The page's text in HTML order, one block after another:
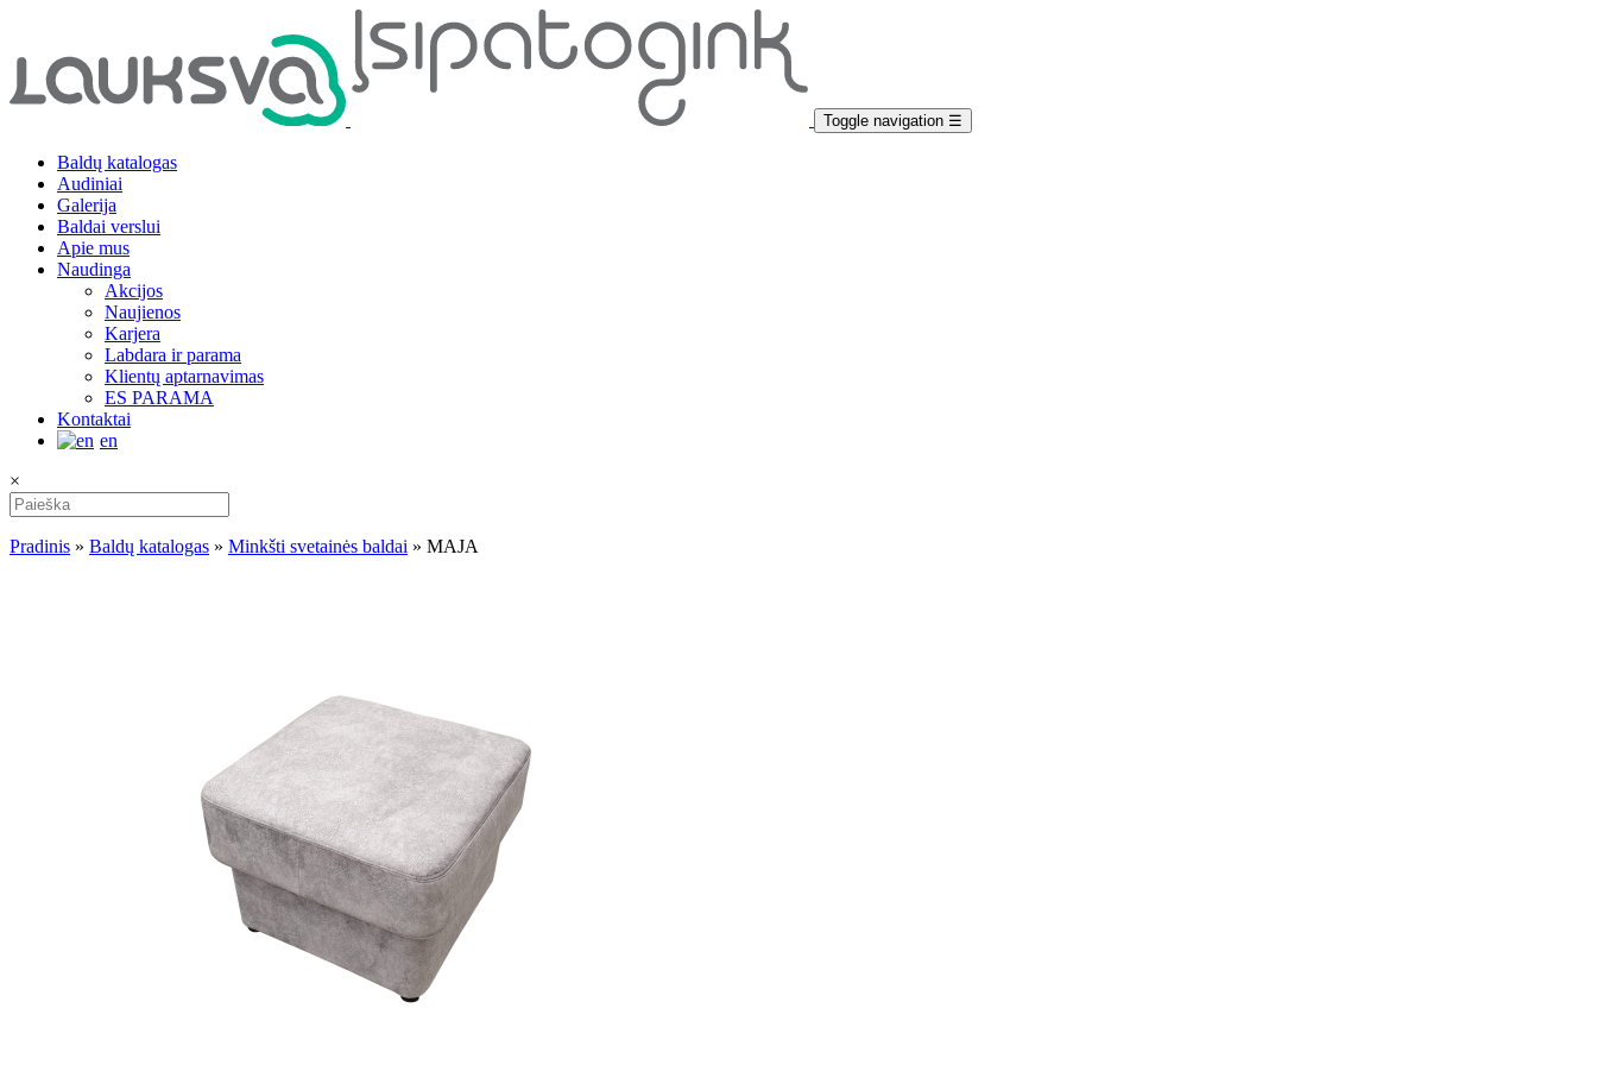
Toggle navigation ☰
Baldų katalogas
Audiniai
Galerija
Baldai verslui
Apie mus
Naudinga
Akcijos
Naujienos
Karjera
Labdara ir parama
Klientų aptarnavimas
ES PARAMA
Kontaktai
en
×
Pradinis » Baldų katalogas » Minkšti svetainės baldai » MAJA